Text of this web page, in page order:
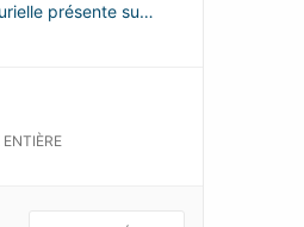
présente sur
dans
nouvelles œuvres
artistes